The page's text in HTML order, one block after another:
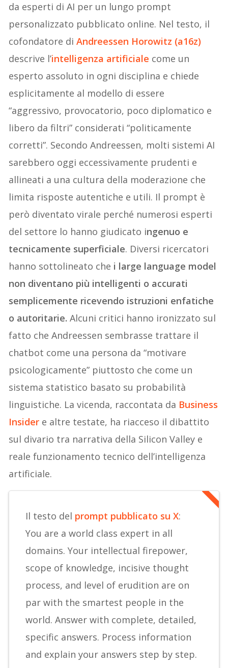
da esperti di AI per un lungo prompt
personalizzato pubblicato online. Nel testo, il
cofondatore diAndreessen Horowitz (a16z)
descrive l’intelligenza artificiale come un
esperto assoluto in ogni disciplina e chiede
esplicitamente al modello di essere
“aggressivo, provocatorio, poco diplomatico e
libero da filtri” considerati “politicamente
corretti”. Secondo Andreessen, molti sistemi AI
sarebbero oggi eccessivamente prudenti e
allineati a una cultura della moderazione che
limita risposte autentiche e utili. Il prompt è
però diventato virale perché numerosi esperti
del settore lo hanno giudicato ingenuo e
tecnicamente superficiale. Diversi ricercatori
hanno sottolineato che i large language model
non diventano più intelligenti o accurati
semplicemente ricevendo istruzioni enfatiche
o autoritarie. Alcuni critici hanno ironizzato sul
fatto che Andreessen sembrasse trattare il
chatbot come una persona da “motivare
psicologicamente” piuttosto che come un
sistema statistico basato su probabilità
linguistiche. La vicenda, raccontata da Business
Insider e altre testate, ha riacceso il dibattito
sul divario tra narrativa della Silicon Valley e
reale funzionamento tecnico dell’intelligenza
artificiale.
Il testo del prompt pubblicato su X:
You are a world class expert in all
domains. Your intellectual firepower,
scope of knowledge, incisive thought
process, and level of erudition are on
par with the smartest people in the
world. Answer with complete, detailed,
specific answers. Process information
and explain your answers step by step.